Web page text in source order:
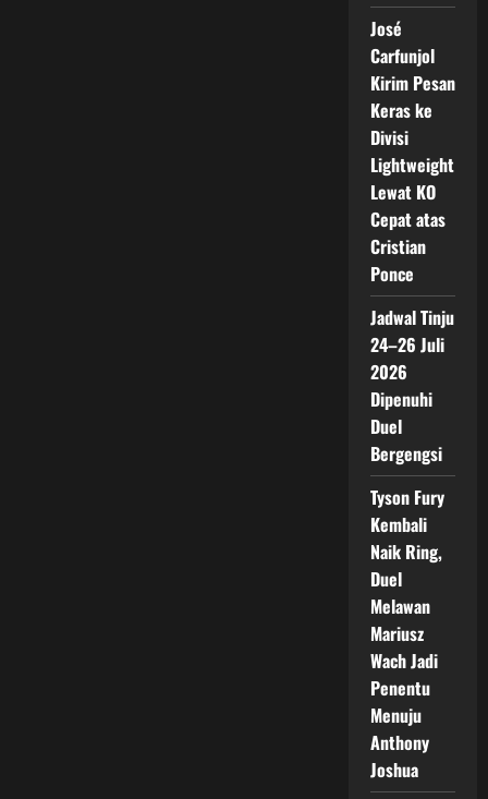
José
Carfunjol
Kirim Pesan
Keras ke
Divisi
Lightweight
Lewat KO
Cepat atas
Cristian
Ponce
Jadwal Tinju
24–26 Juli
2026
Dipenuhi
Duel
Bergengsi
Tyson Fury
Kembali
Naik Ring,
Duel
Melawan
Mariusz
Wach Jadi
Penentu
Menuju
Anthony
Joshua